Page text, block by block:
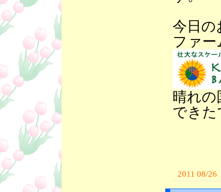
今日
ファー
晴れの
できた
2011 08/26